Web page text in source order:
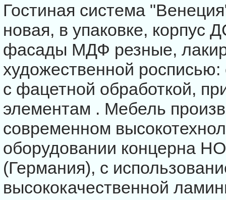
Гостиная система
новая, в упаковке, корпус
фасады МДФ резные,
художественной росписью:
с фацетной обработкой,
элементам . Мебель
современном
оборудовании концерна
(Германия), с
высококачественной